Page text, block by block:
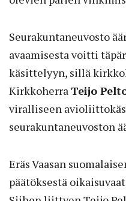
Seurakuntaneuvosto
avaamisesta voitti
käsittelyyn, sillä
Kirkkoherra Teijo
viralliseen
seurakuntaneuvoston
Eräs Vaasan
päätöksestä